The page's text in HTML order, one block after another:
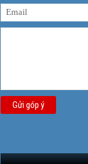
Gửi góp ý